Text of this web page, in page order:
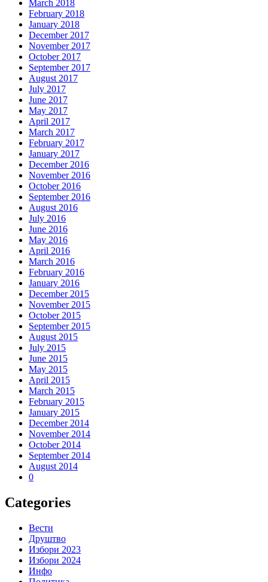
March 2018
February 2018
January 2018
December 2017
November 2017
October 2017
September 2017
August 2017
July 2017
June 2017
May 2017
April 2017
March 2017
February 2017
January 2017
December 2016
November 2016
October 2016
September 2016
August 2016
July 2016
June 2016
May 2016
April 2016
March 2016
February 2016
January 2016
December 2015
November 2015
October 2015
September 2015
August 2015
July 2015
June 2015
May 2015
April 2015
March 2015
February 2015
January 2015
December 2014
November 2014
October 2014
September 2014
August 2014
0
Categories
Вести
Друштво
Избори 2023
Избори 2024
Инфо